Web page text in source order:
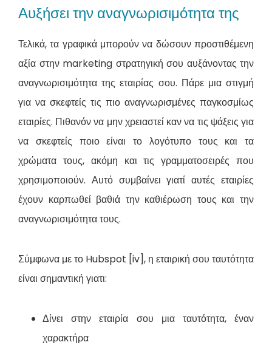
Αυξήσει την αναγνωρισιμότητα της
Τελικά, τα γραφικά μπορούν να δώσουν προστιθέμενη
αξία στην marketing στρατηγική σου αυξάνοντας την
αναγνωρισιμότητα της εταιρίας σου. Πάρε μια στιγμή
για να σκεφτείς τις πιο αναγνωρισμένες παγκοσμίως
εταιρίες. Πιθανόν να μην χρειαστεί καν να τις ψάξεις για
να σκεφτείς ποιο είναι το λογότυπο τους και τα
χρώματα τους, ακόμη και τις γραμματοσειρές που
χρησιμοποιούν. Αυτό συμβαίνει γιατί αυτές εταιρίες
έχουν καρπωθεί βαθιά την καθιέρωση τους και την
αναγνωρισιμότητα τους.
Σύμφωνα με το Hubspot [iv], η εταιρική σου ταυτότητα
είναι σημαντική γιατι:
Δίνει στην εταιρία σου μια ταυτότητα, έναν
χαρακτήρα